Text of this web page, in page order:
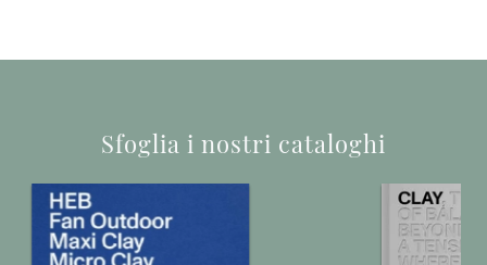
Sfoglia i nostri cataloghi